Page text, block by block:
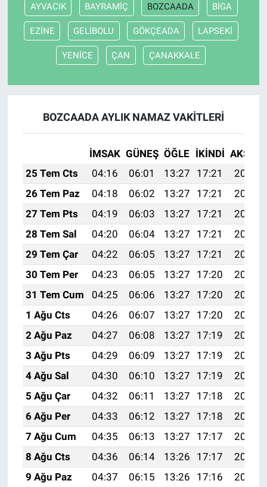
AYVACIK BAYRAMİÇ BOZCAADA BİGA
EZİNE GELİBOLU GÖKÇEADA LAPSEKİ
YENİCE ÇAN ÇANAKKALE
BOZCAADA AYLIK NAMAZ VAKITLERI
İMSAK GÜNEŞ ÖĞLE İKINDI AKŞAM
25 Tem Cts
04:16 06:01 13:27 17:21
20:44
26 Tem Paz
04:18 06:02 13:27 17:21
20:43
27 Tem Pts
04:19 06:03 13:27 17:21
20:42
28 Tem Sal
04:20 06:04 13:27 17:21
20:41
29 Tem Çar
04:22 06:05 13:27 17:21
20:40
30 Tem Per
04:23 06:05 13:27 17:20
20:39
31 Tem Cum
04:25 06:06 13:27 17:20
20:38
1 Ağu Cts
04:26 06:07 13:27 17:20
20:37
2 Ağu Paz
04:27 06:08 13:27 17:19
20:36
3 Ağu Pts
04:29 06:09 13:27 17:19
20:35
4 Ağu Sal
04:30 06:10 13:27 17:19
20:34
5 Ağu Çar
04:32 06:11 13:27 17:18
20:33
6 Ağu Per
04:33 06:12 13:27 17:18
20:32
7 Ağu Cum
04:35 06:13 13:27 17:17
20:30
8 Ağu Cts
04:36 06:14 13:26 17:17
20:29
9 Ağu Paz
04:37 06:15 13:26 17:16
20:28